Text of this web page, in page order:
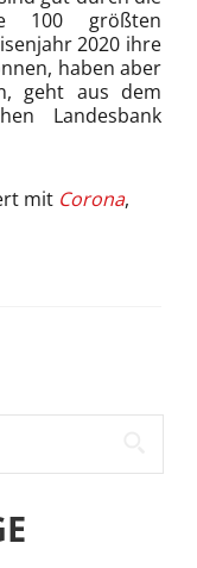
100 größten
2020 ihre
haben aber
geht aus dem
Landesbank
mit Corona,